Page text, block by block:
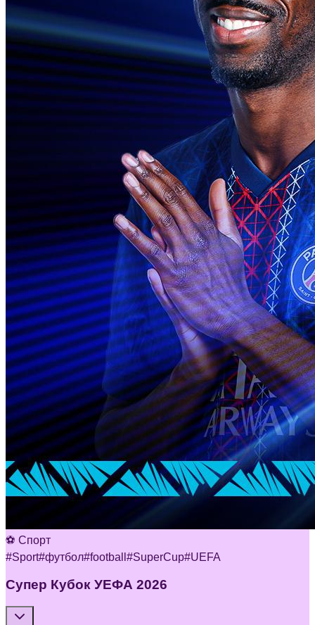
⚽ Спорт
#Sport#футбол#football #SuperCup#UEFA
Супер Кубок УЕФА 2026